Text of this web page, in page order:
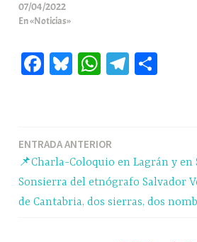
07/04/2022
En «Noticias»
Fa Bl W
pp
Te
m rti
r
Navegación
de
entradas
ENTRADA ANTERIOR
📌Charla-Coloquio en Lagrán y en
Sonsierra del etnógrafo Salvador
de Cantabria, dos sierras, dos